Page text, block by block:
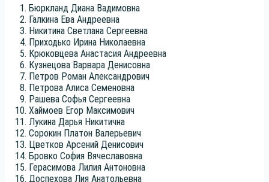
Бюрк­ланд Диа­на Вадимовна
Гал­ки­на Ева Андреевна
Ники­ти­на Свет­ла­на Сергеевна
При­ходь­ко Ири­на Николаевна
Крю­ков­це­ва Ана­ста­сия Андреевна
Куз­не­цо­ва Вар­ва­ра Денисовна
Пет­ров Роман Александрович
Пет­ро­ва Али­са Семеновна
Раше­ва Софья Сергеевна
Хай­мо­ев Егор Максимович
Луки­на Дарья Никитична
Соро­кин Пла­тон Валерьевич
Цвет­ков Арсе­ний Денисович
Бров­ко София Вячеславовна
Гера­си­мо­ва Лилия Антоновна
Доспе­хо­ва Лия Анатольевна